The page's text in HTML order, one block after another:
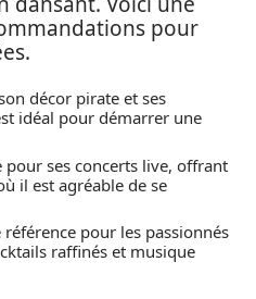
pour
décor pirate et ses
idéal pour démarrer une
pour ses concerts live, offrant
il est agréable de se
référence pour les passionnés
raffinés et musique